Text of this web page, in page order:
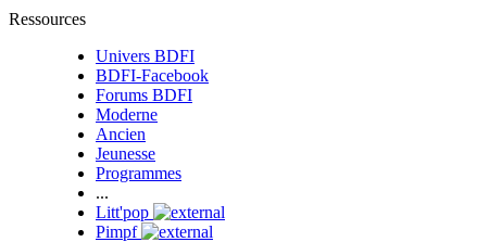
Ressources
Univers BDFI
BDFI-Facebook
Forums BDFI
Moderne
Ancien
Jeunesse
Programmes
...
Litt'pop
Pimpf